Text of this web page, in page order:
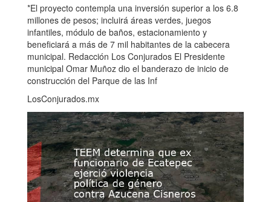
*El proyecto contempla una inversión superior a los 6.8
millones de pesos; incluirá áreas verdes, juegos
infantiles, módulo de baños, estacionamiento y
beneficiará a más de 7 mil habitantes de la cabecera
municipal. Redacción Los Conjurados El Presidente
municipal Omar Muñoz dio el banderazo de inicio de
construcción del Parque de las Inf
LosConjurados.mx